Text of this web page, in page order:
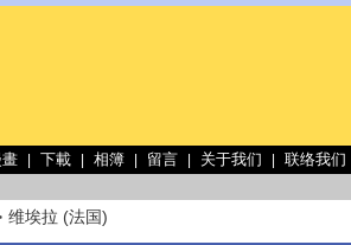
畫 下載 相簿 留言 关于我们 联络我们
维埃拉 (法国)